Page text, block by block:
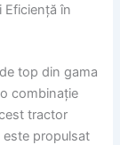
Eficiență în
top din gama
combinație
tractor
este propulsat